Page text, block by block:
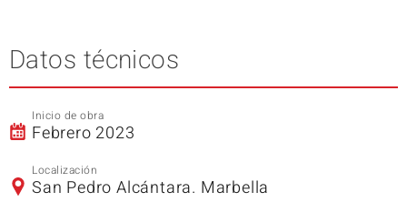
Datos técnicos
Inicio de obra
Febrero 2023
Localización
San Pedro Alcántara. Marbella